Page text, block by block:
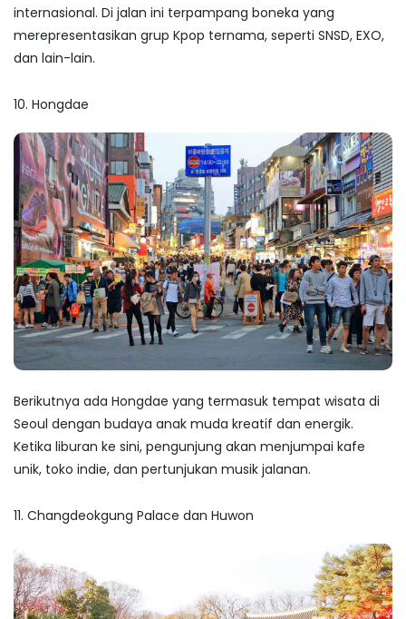
internasional. Di jalan ini terpampang boneka yang
merepresentasikan grup Kpop ternama, seperti SNSD, EXO,
dan lain-lain.
10. Hongdae
Berikutnya ada Hongdae yang termasuk tempat wisata di
Seoul dengan budaya anak muda kreatif dan energik.
Ketika liburan ke sini, pengunjung akan menjumpai kafe
unik, toko indie, dan pertunjukan musik jalanan.
11. Changdeokgung Palace dan Huwon